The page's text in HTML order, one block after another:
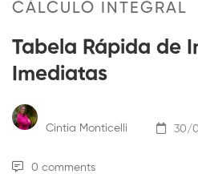
CÁLCULO INTEGRAL
Tabela Rápida de
Imediatas
Cintia Monticelli 30/
0 comments